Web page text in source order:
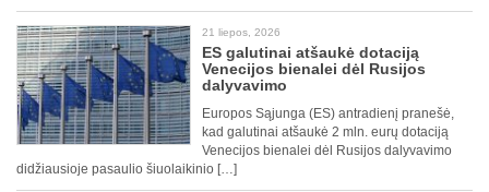
21 liepos, 2026
ES galutinai atšaukė dotaciją
Venecijos bienalei dėl Rusijos
dalyvavimo
Europos Sąjunga (ES) antradienį pranešė,
kad galutinai atšaukė 2 mln. eurų dotaciją
Venecijos bienalei dėl Rusijos dalyvavimo
didžiausioje pasaulio šiuolaikinio […]